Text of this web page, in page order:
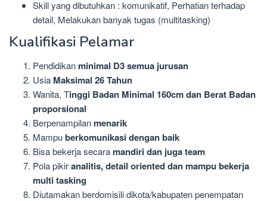
Skill yang dibutuhkan : komunikatif, Perhatian terhadap
detail, Melakukan banyak tugas (multitasking)
Kualifikasi Pelamar
Pendidikan minimal D3 semua jurusan
Usia Maksimal 26 Tahun
Wanita, Tinggi Badan Minimal 160cm dan Berat Badan
proporsional
Berpenampilan menarik
Mampuberkomunikasi dengan baik
Bisa bekerja secara mandiri dan juga team
Pola pikiranalitis, detail oriented dan mampu bekerja
multi tasking
Diutamakan berdomisili dikota/kabupaten penempatan